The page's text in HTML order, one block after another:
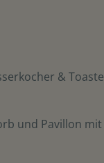
&
und Pavillon